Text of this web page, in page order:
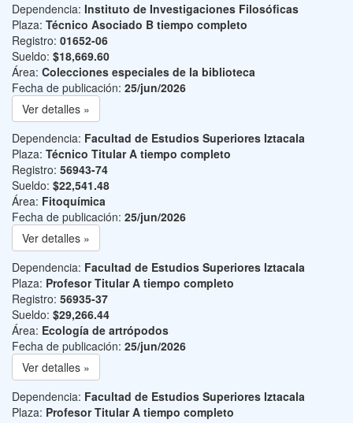
Dependencia: Instituto de Investigaciones Filosóficas
Plaza: Técnico Asociado B tiempo completo
Registro: 01652-06
Sueldo: $18,669.60
Área: Colecciones especiales de la biblioteca
Fecha de publicación: 25/jun/2026
Ver detalles »
Dependencia: Facultad de Estudios Superiores Iztacala
Plaza: Técnico Titular A tiempo completo
Registro: 56943-74
Sueldo: $22,541.48
Área: Fitoquímica
Fecha de publicación: 25/jun/2026
Ver detalles »
Dependencia: Facultad de Estudios Superiores Iztacala
Plaza: Profesor Titular A tiempo completo
Registro: 56935-37
Sueldo: $29,266.44
Área: Ecología de artrópodos
Fecha de publicación: 25/jun/2026
Ver detalles »
Dependencia: Facultad de Estudios Superiores Iztacala
Plaza: Profesor Titular A tiempo completo